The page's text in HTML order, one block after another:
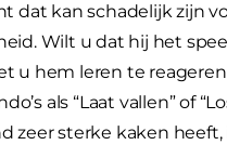
dat kan schadelijk zijn
Wilt u dat hij het
u hem leren te
als “Laat vallen” of
zeer sterke kaken